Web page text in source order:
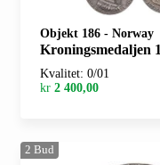
Objekt 186 - Norway
Kroningsmedaljen 1906. Sølv
Kvalitet: 0/01
kr 2 400,00
2 Bud